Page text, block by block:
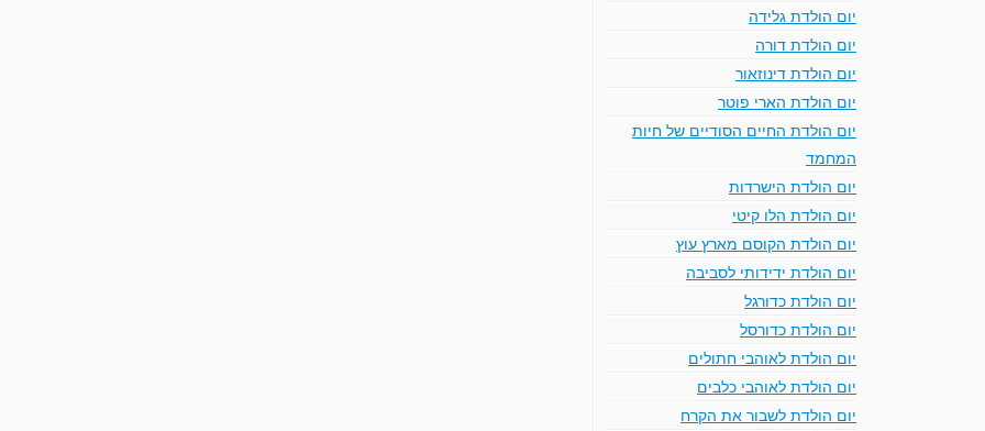
יום הולדת גלידה
יום הולדת דורה
יום הולדת דינוזאור
יום הולדת הארי פוטר
יום הולדת החיים הסודיים של חיות
המחמד
יום הולדת הישרדות
יום הולדת הלו קיטי
יום הולדת הקוסם מארץ עוץ
יום הולדת ידידותי לסביבה
יום הולדת כדורגל
יום הולדת כדורסל
יום הולדת לאוהבי חתולים
יום הולדת לאוהבי כלבים
יום הולדת לשבור את הקרח